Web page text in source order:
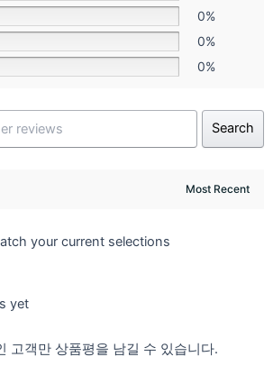
0%
0%
0%
Search
your current selections
yet
고객만 상품평을 남길 수 있습니다.